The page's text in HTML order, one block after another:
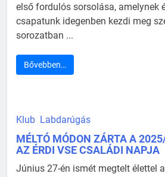
első fordulós sorsolása, amelynek
csapatunk idegenben kezdi meg
sorozatban ...
Bővebben…
Klub Labdarúgás
MÉLTÓ MÓDON ZÁRTA A
AZ ÉRDI VSE CSALÁDI NAPJA
Június 27-én ismét megtelt élettel